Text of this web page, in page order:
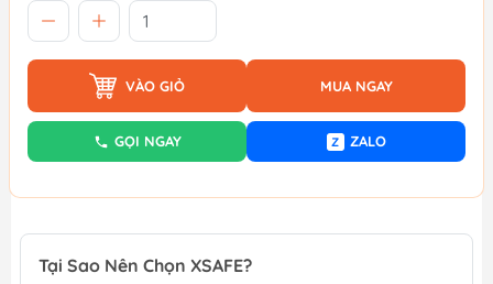
VÀO GIỎ MUA NGAY
GỌI NGAY Z ZALO
Tại Sao Nên Chọn XSAFE?